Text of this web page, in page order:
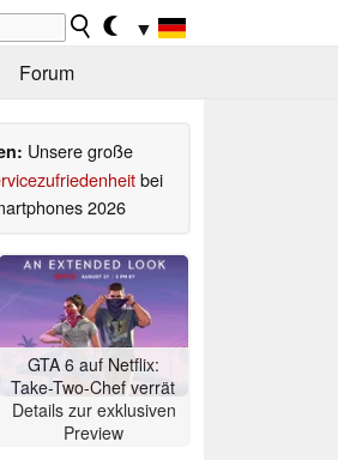
▼
Forum
Unsere große
bei
2026
GTA 6 auf Netflix:
Take-Two-Chef verrät
Details zur exklusiven
Preview